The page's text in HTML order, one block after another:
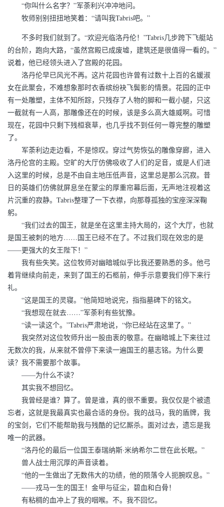
“你叫什么名字？”军荼利兴冲冲地问。
牧师别别扭扭地笑着：“请叫我Tabris吧。”
不多时我们就到了。“欢迎光临洛丹伦！”Tabris几步跨下飞艇站
的台阶，跑向大路，“虽然宫殿已成废墟，建筑还是很值得一看的。”
说着，他已经领头进入了宫殿的花园。
洛丹伦早已风光不再。这片花园也许曾有过数十上百的名媛淑
女在此聚会，不难想象那时衣香缤纷袂飞鬓影的情景。花园的正中
有一处雕塑，主体不知所踪，只残存了人物的脚和一截小腿，只这
一截就有一人高，那雕像还在的时候，该是多么高大雄威啊。可惜
现在，花园中只剩下残桓衰草，也几乎找不到任何一尊完整的雕塑
了。
军荼利边走边看，不是惊叹。穿过气势恢弘的雕像穿廊，进入
洛丹伦宫的主殿。空旷的大厅仿佛吸收了人们的足音，或是人们进
入这里的时候，总是不由自主地压低声音，这里总是那么沉寂。昔
日的英雄们仿佛就屏息坐在蒙尘的厚重帘幕后面，无声地注视着这
片沉重的寂静。Tabris整理了一下衣襟，向那尊孤独的宝座深深鞠
躬。
“我们过去的国王，就是坐在这里主持大局的，这个大厅，也就
是国王被刺的地方……国王已经不在了。不过我们现在效忠的是
——更强大的女王陛下！”
我有些失笑。这位牧师对幽暗城似乎比我还要熟悉的多。他弓
着背继续向前走，来到了国王的石柩前，伸手示意要我们停下来行
礼。
“这是国王的灵寝。”他简短地说完，指指墓碑下的铭文。
“我想现在就去……”军荼利有些犹豫。
“读一读这个。”Tabris严肃地说，“你已经站在这里了。”
我突然对这位牧师升出一股由衷的敬意。在幽暗城上下来往过
无数次的我，从来就不曾停下来读一遍国王的墓志铭。为什么要
读？我不需要那个故事。
——为什么不读？
其实我不想回忆。
我曾经是谁？算了。曾是谁，真的很不重要。我仅仅是个被遗
忘者，这就是我最真实也最合适的身份。我的战马，我的盾牌，我
的宝剑，它们不能帮助我与残酷的记忆厮杀。面对过去，遗忘是我
唯一的武器。
“洛丹伦的最后一位国王泰瑞纳斯·米纳希尔二世在此长眠。”
兽人战士用沉厚的声音读着。
“他的一生做出了无数伟大的功绩，他的陨落令人扼腕叹息。”
——戎马一生的国王！金甲与征尘，碧血和白骨！
有粘稠的血冲上了我的咽喉。不。我不回忆。